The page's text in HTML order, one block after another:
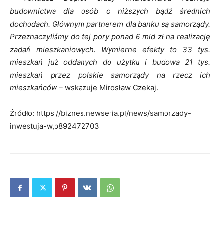
budownictwa dla osób o niższych bądź średnich
dochodach. Głównym partnerem dla banku są samorządy.
Przeznaczyliśmy do tej pory ponad 6 mld zł na realizację
zadań mieszkaniowych. Wymierne efekty to 33 tys.
mieszkań już oddanych do użytku i budowa 21 tys.
mieszkań przez polskie samorządy na rzecz ich
mieszkańców – wskazuje Mirosław Czekaj.
Źródło: https://biznes.newseria.pl/news/samorzady-
inwestuja-w,p892472703